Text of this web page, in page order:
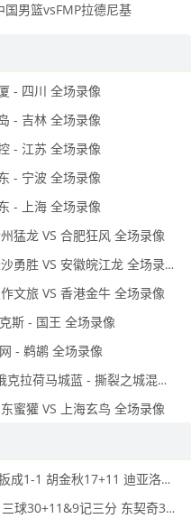
男篮vsFMP拉德尼基
- 四川 全场录像
- 吉林 全场录像
- 江苏 全场录像
- 宁波 全场录像
- 上海 全场录像
猛龙 VS 合肥狂风 全场录像
2026年01月15日 NBL常规赛 长沙勇胜 VS 安徽皖江龙 全场录像
文旅 VS 香港金牛 全场录像
斯 - 国王 全场录像
- 鹈鹕 全场录像
2026年01月15日G联赛常规赛 俄克拉荷马城蓝 - 撕裂之城混音 全场录像
蜜獾 VS 上海玄鸟 全场录像
2026年05月10日 广厦客胜山西扳成1-1 胡金秋17+11 迪亚洛关键上篮不中
2026年01月16日 湖人不敌黄蜂 三球30+11&9记三分 东契奇39分 詹姆斯29+9+6